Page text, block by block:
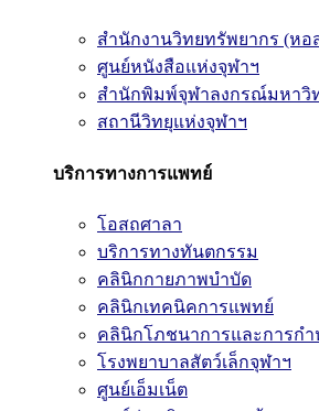
สำนักงานวิทยทรัพยากร (หอ
ศูนย์หนังสือแห่งจุฬาฯ
สำนักพิมพ์จุฬาลงกรณ์มหาวิ
สถานีวิทยุแห่งจุฬาฯ
บริการทางการแพทย์
โอสถศาลา
บริการทางทันตกรรม
คลินิกกายภาพบำบัด
คลินิกเทคนิคการแพทย์
คลินิกโภชนาการและการก
โรงพยาบาลสัตว์เล็กจุฬาฯ
ศูนย์เอ็มเน็ต